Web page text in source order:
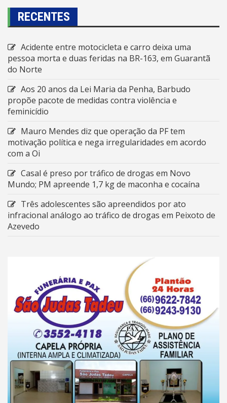
RECENTES
Acidente entre motocicleta e carro deixa uma
pessoa morta e duas feridas na BR-163, em Guarantã
do Norte
Aos 20 anos da Lei Maria da Penha, Barbudo
propõe pacote de medidas contra violência e
feminicídio
Mauro Mendes diz que operação da PF tem
motivação política e nega irregularidades em acordo
com a Oi
Casal é preso por tráfico de drogas em Novo
Mundo; PM apreende 1,7 kg de maconha e cocaína
Três adolescentes são apreendidos por ato
infracional análogo ao tráfico de drogas em Peixoto de
Azevedo